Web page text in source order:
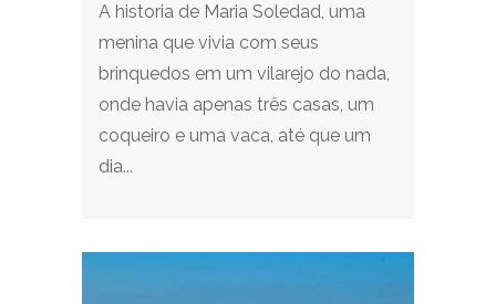
A historia de Maria Soledad, uma
menina que vivia com seus
brinquedos em um vilarejo do nada,
onde havia apenas três casas, um
coqueiro e uma vaca, até que um
dia...